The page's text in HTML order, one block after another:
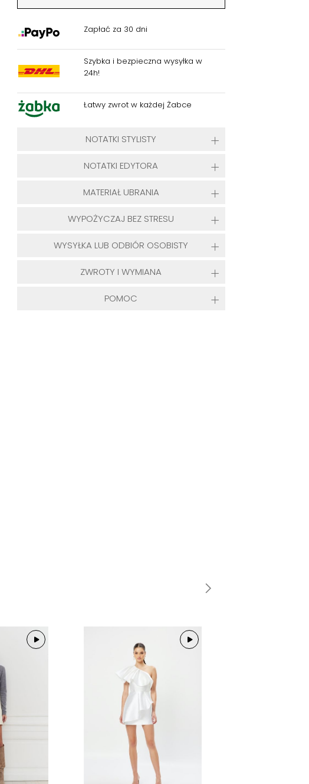
Zapłać za 30 dni
Szybka i bezpieczna wysyłka w
24h!
Łatwy zwrot w każdej Żabce
NOTATKI STYLISTY
NOTATKI EDYTORA
MATERIAŁ UBRANIA
WYPOŻYCZAJ BEZ STRESU
WYSYŁKA LUB ODBIÓR OSOBISTY
ZWROTY I WYMIANA
POMOC